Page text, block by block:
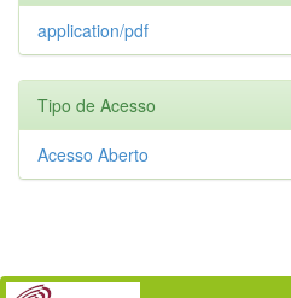
application/pdf
Tipo de Acesso
Acesso Aberto